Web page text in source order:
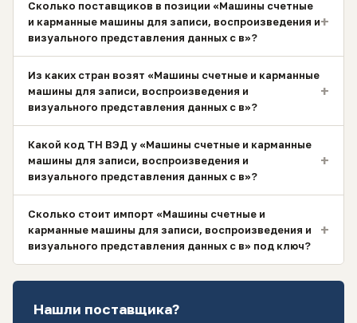
Сколько поставщиков в позиции «Машины счетные
и карманные машины для записи, воспроизведения и
визуального представления данных с в»?
+
Из каких стран возят «Машины счетные и карманные
машины для записи, воспроизведения и
визуального представления данных с в»?
+
Какой код ТН ВЭД у «Машины счетные и карманные
машины для записи, воспроизведения и
визуального представления данных с в»?
+
Сколько стоит импорт «Машины счетные и
карманные машины для записи, воспроизведения и
визуального представления данных с в» под ключ?
+
Нашли поставщика?